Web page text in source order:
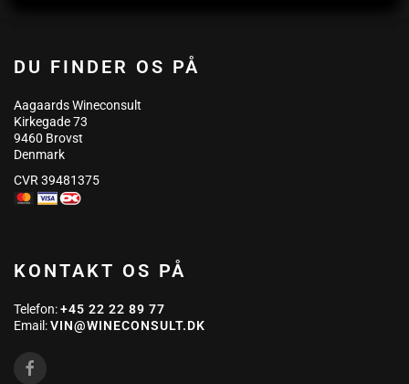
DU FINDER OS PÅ
Aagaards Wineconsult
Kirkegade 73
9460 Brovst
Denmark
CVR 39481375
KONTAKT OS PÅ
Telefon:+45 22 22 89 77
Email:VIN@WINECONSULT.DK